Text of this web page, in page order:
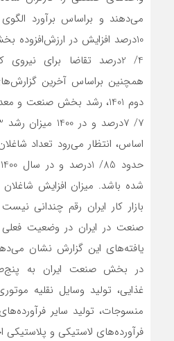
می‌دهند و براساس برآورد
10‌درصد افزایش در
4/ 2‌درصد تقاضا برای
همچنین براساس آخرین
شده باشد. میزان افزایش شاغلان
بازار کار ایران رقم چندانی
صنعت در ایران در وضعیت فعلی
یافته‌‌‌های این گزارش نشان
در بخش صنعت ایران به
غذایی، تولید وسایل نقلیه
منسوجات، تولید سایر
فرآورده‌‌‌های لاستیکی و